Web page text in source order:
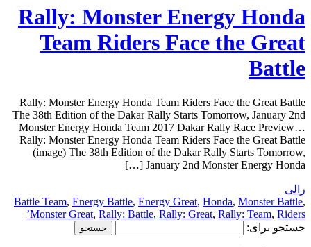
Rally: Monster Energy Honda
Team Riders Face the Great
Battle
Rally: Monster Energy Honda Team Riders Face the Great Battle
The 38th Edition of the Dakar Rally Starts Tomorrow, January 2nd
Monster Energy Honda Team 2017 Dakar Rally Race Preview…
Rally: Monster Energy Honda Team Riders Face the Great Battle
(image) The 38th Edition of the Dakar Rally Starts Tomorrow,
January 2nd Monster Energy Honda […]
رالی
Battle Team, Energy Battle, Energy Great, Honda, Monster Battle,
Monster Great, Rally: Battle, Rally: Great, Rally: Team, Riders’
جستجو برای: